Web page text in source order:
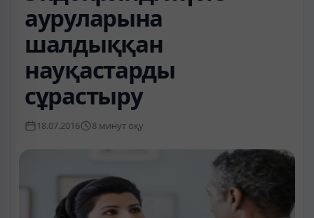
ауруларына
шалдыққан
науқастарды
сұрастыру
18.07.2016 8 минут оқу